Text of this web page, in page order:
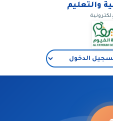
والتعليم